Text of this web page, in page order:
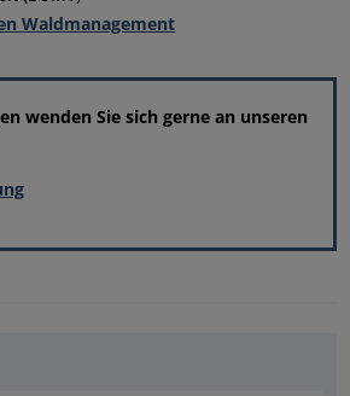
Waldmanagement
wenden Sie sich gerne an unseren